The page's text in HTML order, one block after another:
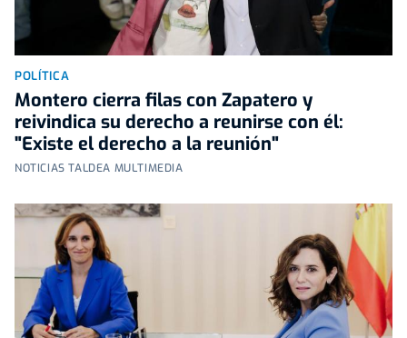
POLÍTICA
Montero cierra filas con Zapatero y
reivindica su derecho a reunirse con él:
"Existe el derecho a la reunión"
NOTICIAS TALDEA MULTIMEDIA